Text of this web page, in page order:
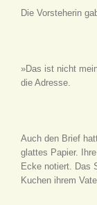
Die Vorsteherin
»Das ist nicht
die Adresse.
Auch den Brief
glattes Papier.
Ecke notiert. Das
Kuchen ihrem